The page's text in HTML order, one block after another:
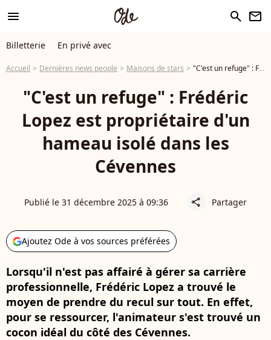
menu search newsletter
Billetterie En privé avec
Accueil Dernières news people Maisons de stars "C'est un refuge" : Frédéric Lopez est propriétaire d'un hameau isolé dans les Cévennes
"C'est un refuge" : Frédéric
Lopez est propriétaire d'un
hameau isolé dans les
Cévennes
Publié le 31 décembre 2025 à 09:36 share Partager
Ajoutez Ode à vos sources préférées
Lorsqu'il n'est pas affairé à gérer sa carrière
professionnelle, Frédéric Lopez a trouvé le
moyen de prendre du recul sur tout. En effet,
pour se ressourcer, l'animateur s'est trouvé un
cocon idéal du côté des Cévennes.